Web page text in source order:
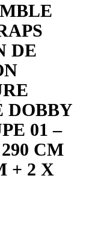
DE
DOBBY
01 –
CM
+ 2 X